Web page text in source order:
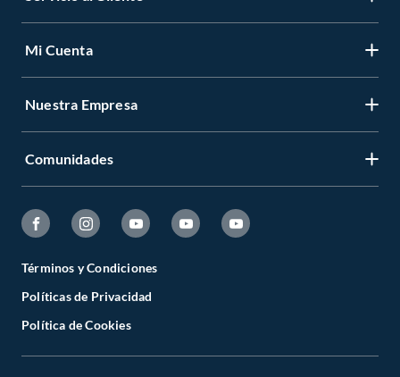
Mi Cuenta
Nuestra Empresa
Comunidades
Términos y Condiciones
Políticas de Privacidad
Política de Cookies